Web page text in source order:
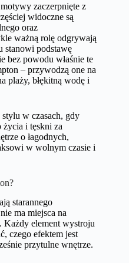
zaczerpnięte z
widoczne są
oraz
ważną rolę odgrywają
stanowi podstawę
bez powodu właśnie te
– przywodzą one na
plaży, błękitną wodę i
w czasach, gdy
i tęskni za
o łagodnych,
w wolnym czasie i
starannego
ma miejsca na
Każdy element wystroju
czego efektem jest
przytulne wnętrze.